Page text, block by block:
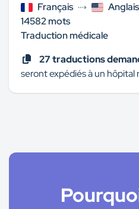
Français
Anglais
14582 mots
Traduction médicale
27 traductions
seront expédiés à un hôpital